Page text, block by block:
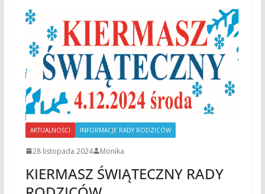
AKTUALNOŚCI INFORMACJE RADY RODZICÓW
28 listopada 2024 Monika
KIERMASZ ŚWIĄTECZNY RADY